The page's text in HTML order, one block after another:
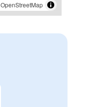
OpenStreetMap